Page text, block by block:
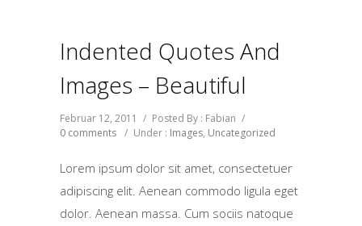
Indented Quotes And
Images – Beautiful
Februar 12, 2011 / Posted By : Fabian /
0 comments / Under : Images, Uncategorized
Lorem ipsum dolor sit amet, consectetuer
adipiscing elit. Aenean commodo ligula eget
dolor. Aenean massa. Cum sociis natoque